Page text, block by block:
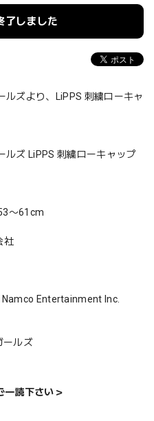
了しました
ルズより、LiPPS 刺繍ローキャ
ルズ LiPPS 刺繍ローキャップ
〜61cm
社
Namco Entertainment Inc.
ールズ
一読下さい＞